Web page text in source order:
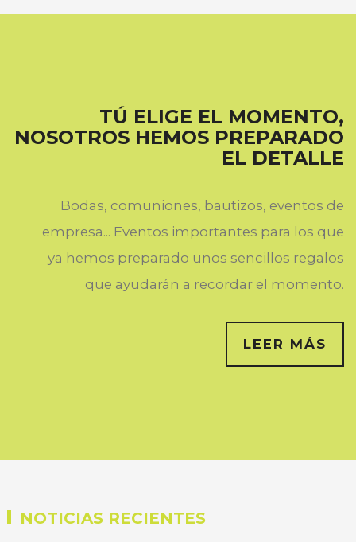
TÚ ELIGE EL MOMENTO,
NOSOTROS HEMOS PREPARADO
EL DETALLE
Bodas, comuniones, bautizos, eventos de
empresa... Eventos importantes para los que
ya hemos preparado unos sencillos regalos
que ayudarán a recordar el momento.
LEER MÁS
NOTICIAS RECIENTES